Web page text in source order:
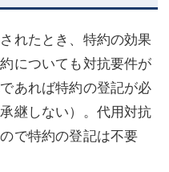
されたとき、特約の効果
についても対抗要件が
あれば特約の登記が必
継しない）。代用対抗
で特約の登記は不要